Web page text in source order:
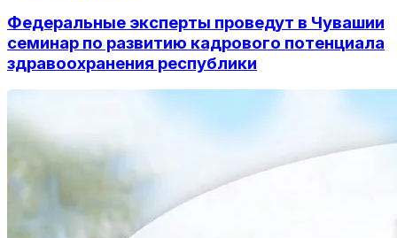
Федеральные эксперты проведут в Чувашии
семинар по развитию кадрового потенциала
здравоохранения республики